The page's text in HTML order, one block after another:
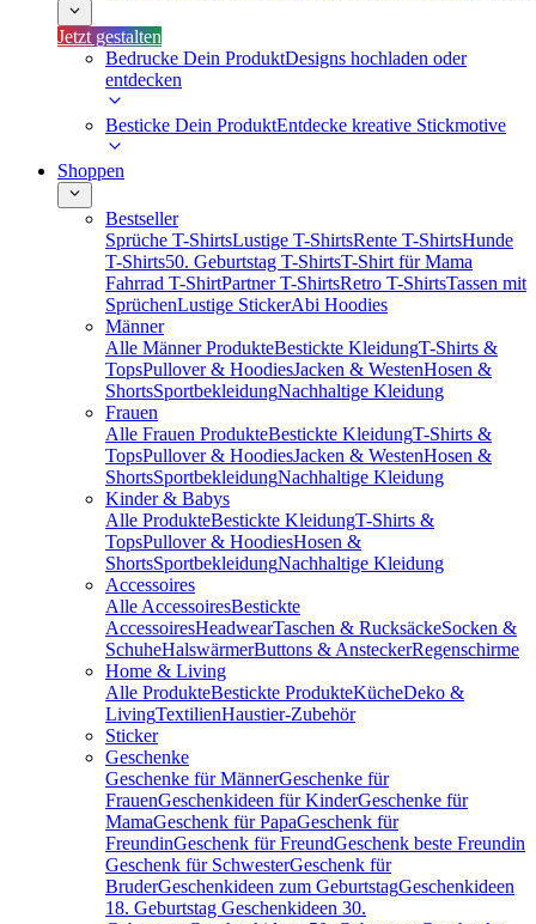
Jetzt gestalten
Bedrucke Dein ProduktDesigns hochladen oder
entdecken
Besticke Dein ProduktEntdecke kreative Stickmotive
Shoppen
Bestseller
Sprüche T-ShirtsLustige T-ShirtsRente T-ShirtsHunde
T-Shirts50. Geburtstag T-ShirtsT-Shirt für Mama
Fahrrad T-ShirtPartner T-ShirtsRetro T-ShirtsTassen mit
SprüchenLustige StickerAbi Hoodies
Männer
Alle Männer ProdukteBestickte KleidungT-Shirts &
TopsPullover & HoodiesJacken & WestenHosen &
ShortsSportbekleidungNachhaltige Kleidung
Frauen
Alle Frauen ProdukteBestickte KleidungT-Shirts &
TopsPullover & HoodiesJacken & WestenHosen &
ShortsSportbekleidungNachhaltige Kleidung
Kinder & Babys
Alle ProdukteBestickte KleidungT-Shirts &
TopsPullover & HoodiesHosen &
ShortsSportbekleidungNachhaltige Kleidung
Accessoires
Alle AccessoiresBestickte
AccessoiresHeadwearTaschen & RucksäckeSocken &
SchuheHalswärmerButtons & AnsteckerRegenschirme
Home & Living
Alle ProdukteBestickte ProdukteKücheDeko &
LivingTextilienHaustier-Zubehör
Sticker
Geschenke
Geschenke für MännerGeschenke für
FrauenGeschenkideen für KinderGeschenke für
MamaGeschenk für PapaGeschenk für
FreundinGeschenk für FreundGeschenk beste Freundin
Geschenk für SchwesterGeschenk für
BruderGeschenkideen zum GeburtstagGeschenkideen
18. Geburtstag Geschenkideen 30.